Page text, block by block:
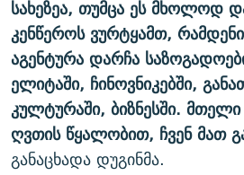
სახეზეა, თუმცა ეს მხოლოდ
კენწეროს ვურტყამთ,
აგენტურა დარჩა
ელიტაში, ჩინოვნიკებში,
კულტურაში, ბიზნესში.
ღვთის წყალობით, ჩვენ მათ
განაცხადა დუგინმა.